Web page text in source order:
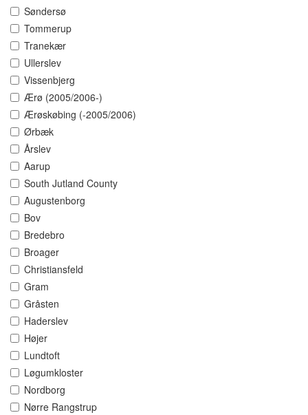
Søndersø
Tommerup
Tranekær
Ullerslev
Vissenbjerg
Ærø (2005/2006-)
Ærøskøbing (-2005/2006)
Ørbæk
Årslev
Aarup
South Jutland County
Augustenborg
Bov
Bredebro
Broager
Christiansfeld
Gram
Gråsten
Haderslev
Højer
Lundtoft
Løgumkloster
Nordborg
Nørre Rangstrup